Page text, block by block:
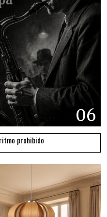
06
ritmo prohibido